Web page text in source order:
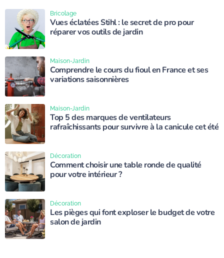
Vues éclatées Stihl : le secret de pro pour
réparer vos outils de jardin
Bricolage
Comprendre le cours du fioul en France et ses
variations saisonnières
Maison-Jardin
Top 5 des marques de ventilateurs
rafraîchissants pour survivre à la canicule cet été
Maison-Jardin
Comment choisir une table ronde de qualité
pour votre intérieur ?
Décoration
Les pièges qui font exploser le budget de votre
salon de jardin
Décoration